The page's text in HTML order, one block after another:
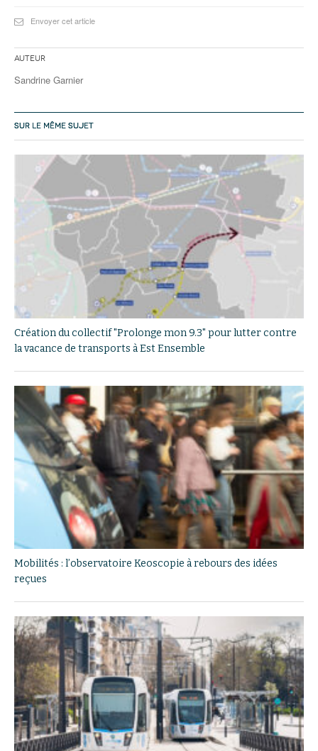
Envoyer cet article
Auteur
Sandrine Garnier
SUR LE MÊME SUJET
Création du collectif "Prolonge mon 9.3" pour lutter contre
la vacance de transports à Est Ensemble
Mobilités : l’observatoire Keoscopie à rebours des idées
reçues